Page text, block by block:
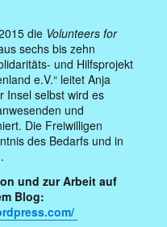
die Volunteers for
sechs bis zehn
und Hilfsprojekt
e.V.“ leitet Anja
Insel selbst wird es
und
Die Freiwilligen
des Bedarfs und in
und zur Arbeit auf
Blog: